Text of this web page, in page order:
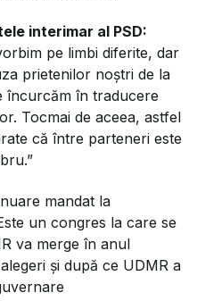
interimar al PSD:
pe limbi diferite, dar
prietenilor noștri de la
încurcăm în traducere
Tocmai de aceea, astfel
că între parteneri este
mandat la
un congres la care se
va merge în anul
și după ce UDMR a